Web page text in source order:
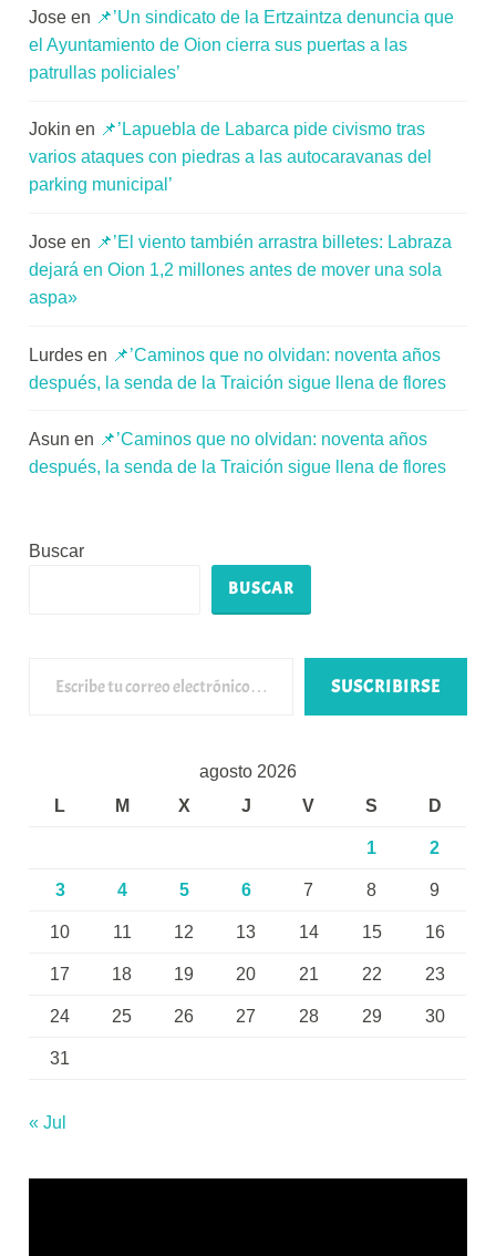
Jose en 📌’Un sindicato de la Ertzaintza denuncia que
el Ayuntamiento de Oion cierra sus puertas a las
patrullas policiales’
Jokin en 📌’Lapuebla de Labarca pide civismo tras
varios ataques con piedras a las autocaravanas del
parking municipal’
Jose en 📌’El viento también arrastra billetes: Labraza
dejará en Oion 1,2 millones antes de mover una sola
aspa»
Lurdes en 📌’Caminos que no olvidan: noventa años
después, la senda de la Traición sigue llena de flores
Asun en 📌’Caminos que no olvidan: noventa años
después, la senda de la Traición sigue llena de flores
Buscar
BUSCAR
SUSCRIBIRSE
agosto 2026
L
M X J V S D
1 2
3 4 5 6 7 8 9
10 11 12 13 14 15 16
17 18 19 20 21 22 23
24 25 26 27 28 29 30
31
« Jul